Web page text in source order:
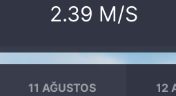
2.39 M/S
11 AĞUSTOS 12